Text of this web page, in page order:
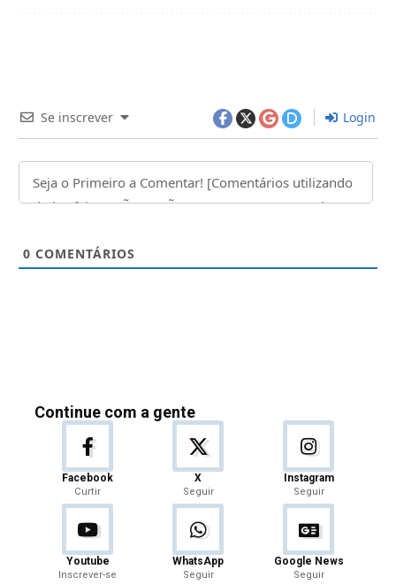
Se inscrever Login
0 COMENTÁRIOS
Continue com a gente
Facebook
Curtir
X
Seguir
Instagram
Seguir
Youtube
Inscrever-se
WhatsApp
Seguir
Google News
Seguir